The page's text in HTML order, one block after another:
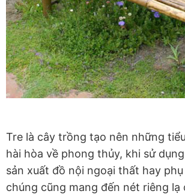
Tre là cây trồng tạo nên những
hài hòa về phong thủy, khi sử
sản xuất đồ nội ngoại thất hay
chúng cũng mang đến nét riêng lạ